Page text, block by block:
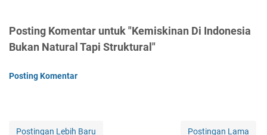
Posting Komentar untuk "Kemiskinan Di Indonesia
Bukan Natural Tapi Struktural"
Posting Komentar
Postingan Lebih Baru Postingan Lama